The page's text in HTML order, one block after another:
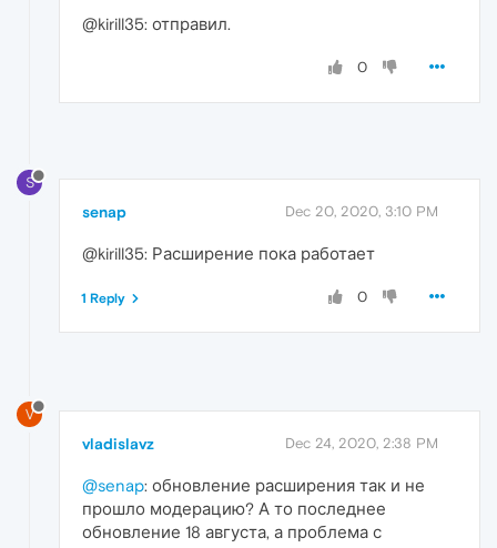
@kirill35: отправил.
0
S
senap Dec 20, 2020, 3:10 PM
@kirill35: Расширение пока работает
0
1 Reply
V
vladislavz Dec 24, 2020, 2:38 PM
@senap: обновление расширения так и не
прошло модерацию? А то последнее
обновление 18 августа, а проблема с